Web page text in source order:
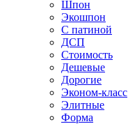
Шпон
Экошпон
С патиной
ДСП
Стоимость
Дешевые
Дорогие
Эконом-класс
Элитные
Форма